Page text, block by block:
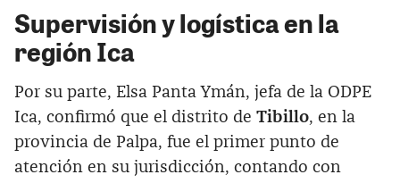
Supervisión y logística en la
región Ica
Por su parte, Elsa Panta Ymán, jefa de la ODPE
Ica, confirmó que el distrito de Tibillo, en la
provincia de Palpa, fue el primer punto de
atención en su jurisdicción, contando con